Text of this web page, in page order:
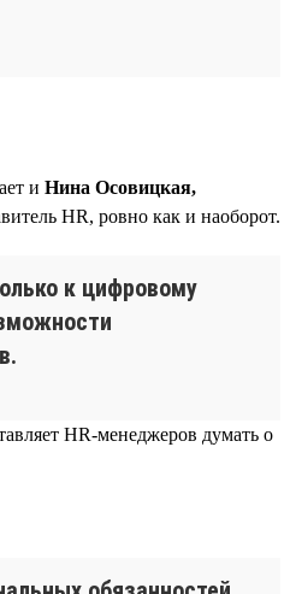
и Нина Осовицкая,
HR, ровно как и наоборот.
к цифровому
HR-менеджеров думать о